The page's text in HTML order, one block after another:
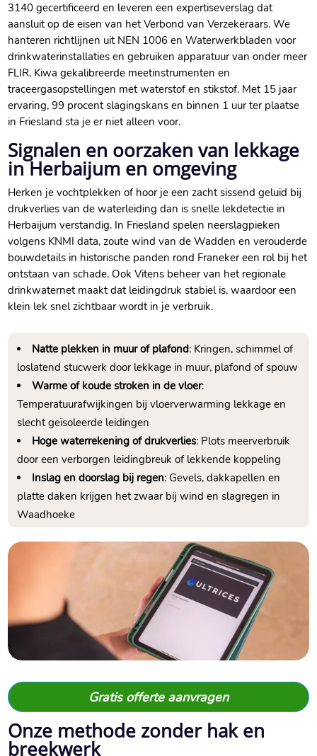
3140 gecertificeerd en leveren een expertiseverslag dat
aansluit op de eisen van het Verbond van Verzekeraars.​ We
hanteren richtlijnen uit NEN 1006 en Waterwerkbladen voor
drinkwaterinstallaties en gebruiken apparatuur van onder meer
FLIR, Kiwa gekalibreerde meetinstrumenten en
traceergasopstellingen met waterstof en stikstof.​ Met 15 jaar
ervaring, 99 procent slagingskans en binnen 1 uur ter plaatse
in Friesland sta je er niet alleen voor.​
Signalen en oorzaken van lekkage
in Herbaijum en omgeving
Herken je vochtplekken of hoor je een zacht sissend geluid bij
drukverlies van de waterleiding dan is snelle lekdetectie in
Herbaijum verstandig.​ In Friesland spelen neerslagpieken
volgens KNMI data, zoute wind van de Wadden en verouderde
bouwdetails in historische panden rond Franeker een rol bij het
ontstaan van schade.​ Ook Vitens beheer van het regionale
drinkwaternet maakt dat leidingdruk stabiel is, waardoor een
klein lek snel zichtbaar wordt in je verbruik.​
Natte plekken in muur of plafond: Kringen, schimmel of
loslatend stucwerk door lekkage in muur, plafond of spouw
Warme of koude stroken in de vloer:
Temperatuurafwijkingen bij vloerverwarming lekkage en
slecht geïsoleerde leidingen
Hoge waterrekening of drukverlies: Plots meerverbruik
door een verborgen leidingbreuk of lekkende koppeling
Inslag en doorslag bij regen: Gevels, dakkapellen en
platte daken krijgen het zwaar bij wind en slagregen in
Waadhoeke
Gratis offerte aanvragen
Onze methode zonder hak en
breekwerk